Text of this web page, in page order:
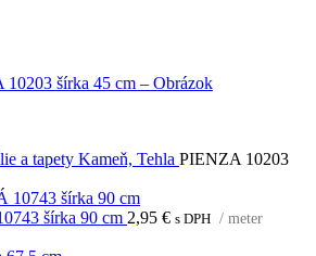
a tapety Kameň, Tehla PIENZA 10203
šírka 90 cm 2,95 € s DPH / meter